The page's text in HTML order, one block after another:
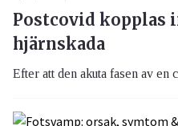
Postcovid
hjärnskada
Efter att den akuta fasen av